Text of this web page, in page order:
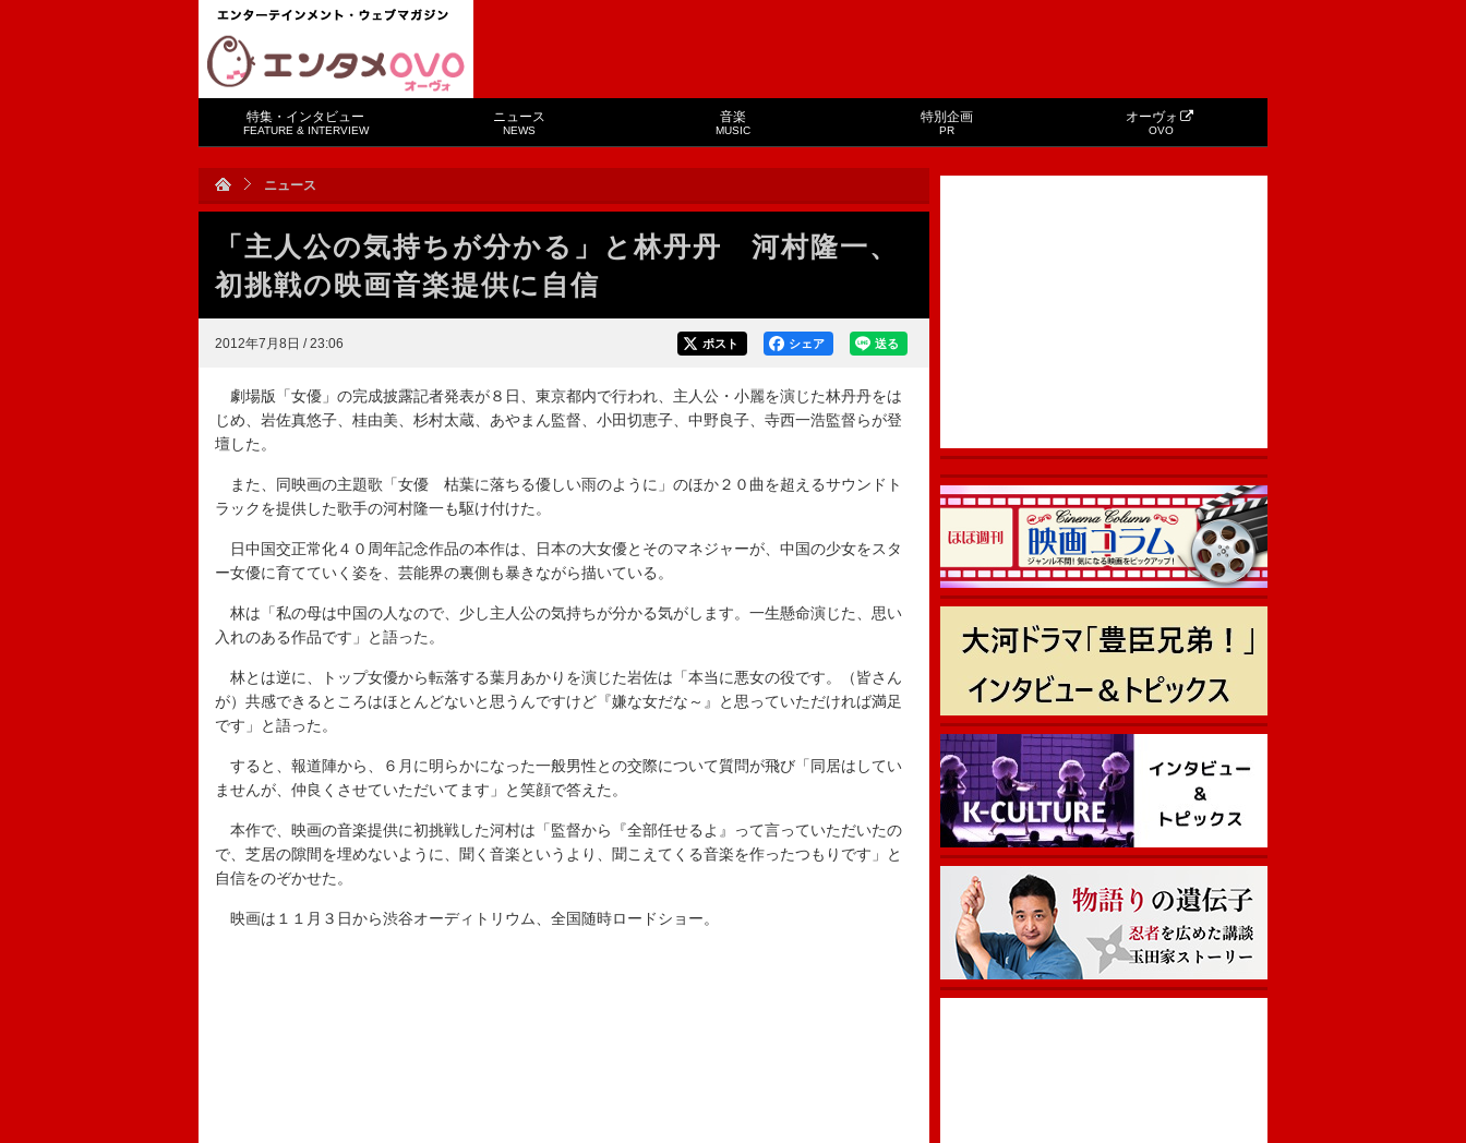
特集・インタビュー
FEATURE & INTERVIEW
ニュース
NEWS
音楽
MUSIC
特別企画
PR
オーヴォ
OVO
ニュース
「主人公の気持ちが分かる」と林丹丹 河村隆一、
初挑戦の映画音楽提供に自信
2012年7月8日 / 23:06 送る
シェア
ポスト
劇場版「女優」の完成披露記者発表が８日、東京都内で行われ、主人公・小麗を演じた林丹丹をは
じめ、岩佐真悠子、桂由美、杉村太蔵、あやまん監督、小田切恵子、中野良子、寺西一浩監督らが登
壇した。
また、同映画の主題歌「女優 枯葉に落ちる優しい雨のように」のほか２０曲を超えるサウンドト
ラックを提供した歌手の河村隆一も駆け付けた。
日中国交正常化４０周年記念作品の本作は、日本の大女優とそのマネジャーが、中国の少女をスタ
ー女優に育てていく姿を、芸能界の裏側も暴きながら描いている。
林は「私の母は中国の人なので、少し主人公の気持ちが分かる気がします。一生懸命演じた、思い
入れのある作品です」と語った。
林とは逆に、トップ女優から転落する葉月あかりを演じた岩佐は「本当に悪女の役です。（皆さん
が）共感できるところはほとんどないと思うんですけど『嫌な女だな～』と思っていただければ満足
です」と語った。
すると、報道陣から、６月に明らかになった一般男性との交際について質問が飛び「同居はしてい
ませんが、仲良くさせていただいてます」と笑顔で答えた。
本作で、映画の音楽提供に初挑戦した河村は「監督から『全部任せるよ』って言っていただいたの
で、芝居の隙間を埋めないように、聞く音楽というより、聞こえてくる音楽を作ったつもりです」と
自信をのぞかせた。
映画は１１月３日から渋谷オーディトリウム、全国随時ロードショー。